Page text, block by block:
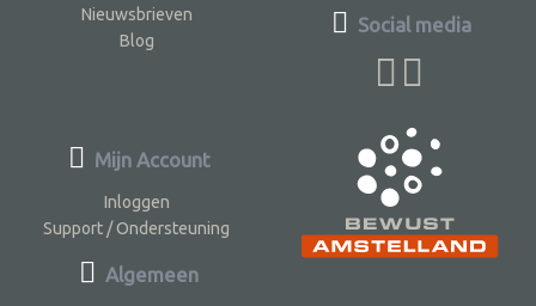
Nieuwsbrieven
Blog
Social media
Mijn Account
Inloggen
Support / Ondersteuning
Algemeen